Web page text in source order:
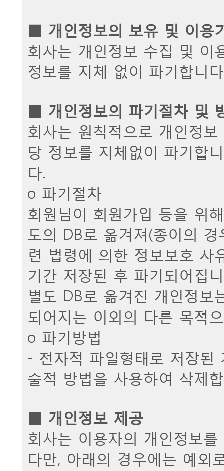
■ 개인정보의 보유 및 이용
회사는 개인정보 수집 및 이
정보를 지체 없이 파기합니
■ 개인정보의 파기절차 및
회사는 원칙적으로 개인정
당 정보를 지체없이 파기합
다.
ο 파기절차
회원님이 회원가입 등을 위
도의 DB로 옮겨져(종이의
련 법령에 의한 정보보호 사
기간 저장된 후 파기되어집
별도 DB로 옮겨진 개인정
되어지는 이외의 다른 목적
ο 파기방법
- 전자적 파일형태로 저장
술적 방법을 사용하여 삭제
■ 개인정보 제공
회사는 이용자의 개인정보
다만, 아래의 경우에는 예외